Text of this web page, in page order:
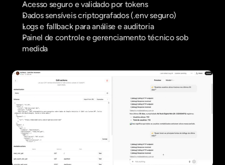
Acesso seguro e validado por tokens
Dados sensíveis criptografados (.env seguro)
Logs e fallback para análise e auditoria
Painel de controle e gerenciamento técnico sob
medida